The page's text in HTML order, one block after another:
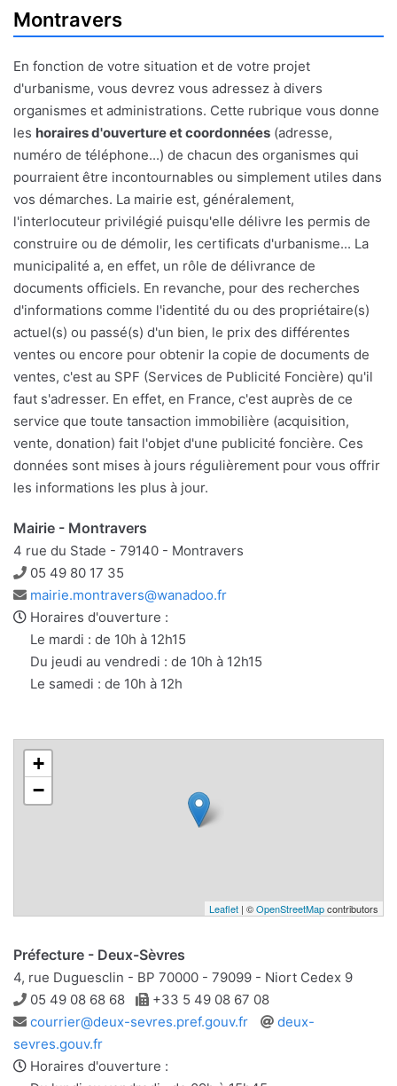
Montravers
En fonction de votre situation et de votre projet
d'urbanisme, vous devrez vous adressez à divers
organismes et administrations. Cette rubrique vous donne
les horaires d'ouverture et coordonnées (adresse,
numéro de téléphone...) de chacun des organismes qui
pourraient être incontournables ou simplement utiles dans
vos démarches. La mairie est, généralement,
l'interlocuteur privilégié puisqu'elle délivre les permis de
construire ou de démolir, les certificats d'urbanisme... La
municipalité a, en effet, un rôle de délivrance de
documents officiels. En revanche, pour des recherches
d'informations comme l'identité du ou des propriétaire(s)
actuel(s) ou passé(s) d'un bien, le prix des différentes
ventes ou encore pour obtenir la copie de documents de
ventes, c'est au SPF (Services de Publicité Foncière) qu'il
faut s'adresser. En effet, en France, c'est auprès de ce
service que toute tansaction immobilière (acquisition,
vente, donation) fait l'objet d'une publicité foncière. Ces
données sont mises à jours régulièrement pour vous offrir
les informations les plus à jour.
Mairie - Montravers
4 rue du Stade - 79140 - Montravers
Téléphone
05 49 80 17 35
Adresse
e-
mail
mairie.montravers@wanadoo.fr
Horaires d'ouverture :
Le mardi : de 10h à 12h15
Du jeudi au vendredi : de 10h à 12h15
Le samedi : de 10h à 12h
+
−
Leaflet | ©OpenStreetMapcontributors
Préfecture - Deux-Sèvres
4, rue Duguesclin - BP 70000 - 79099 - Niort Cedex 9
Téléphone
05 49 08 68 68 Télécopie
+33 5 49 08 67 08
Adresse
e-
mail
courrier@deux-sevres.pref.gouv.fr
Site
deux-
sevres.gouv.fr
Horaires d'ouverture :